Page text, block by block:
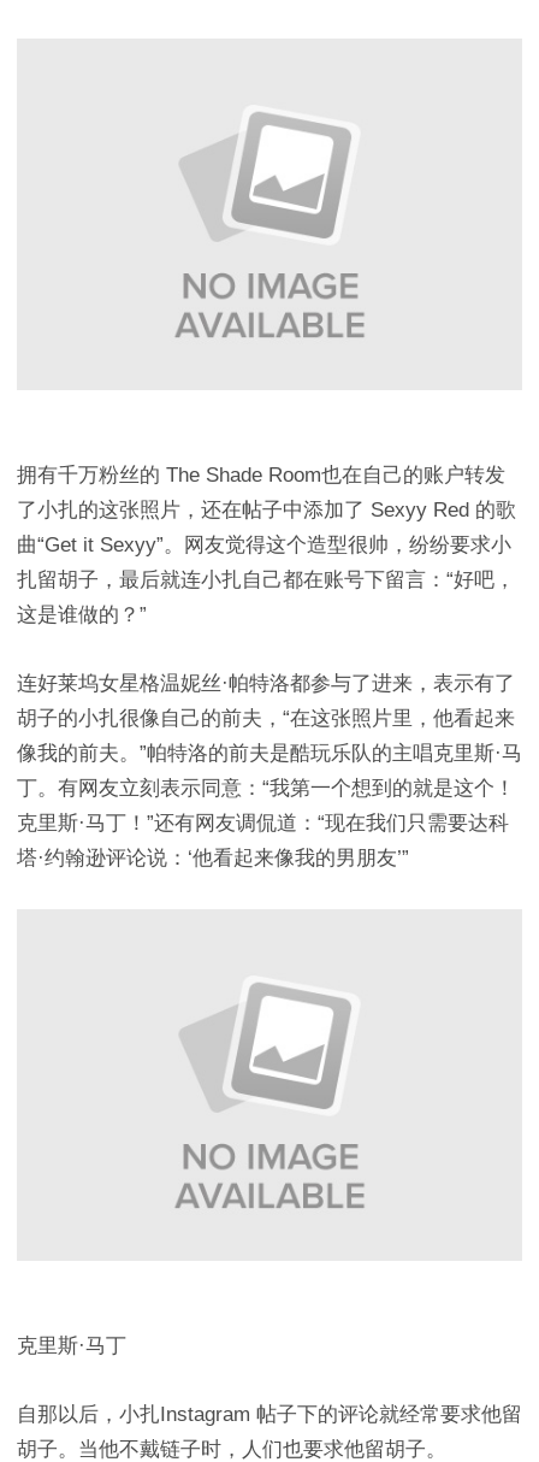
拥有千万粉丝的 The Shade Room也在自己的账户转发
了小扎的这张照片，还在帖子中添加了 Sexyy Red 的歌
曲“Get it Sexyy”。网友觉得这个造型很帅，纷纷要求小
扎留胡子，最后就连小扎自己都在账号下留言：“好吧，
这是谁做的？”
连好莱坞女星格温妮丝·帕特洛都参与了进来，表示有了
胡子的小扎很像自己的前夫，“在这张照片里，他看起来
像我的前夫。”帕特洛的前夫是酷玩乐队的主唱克里斯·马
丁。有网友立刻表示同意：“我第一个想到的就是这个！
克里斯·马丁！”还有网友调侃道：“现在我们只需要达科
塔·约翰逊评论说：‘他看起来像我的男朋友’”
克里斯·马丁
自那以后，小扎Instagram 帖子下的评论就经常要求他留
胡子。当他不戴链子时，人们也要求他留胡子。